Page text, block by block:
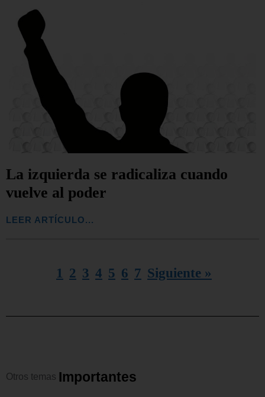
La izquierda se radicaliza cuando
vuelve al poder
LEER ARTÍCULO...
1 2 3 4 5 6 7 Siguiente »
Otros temas Importantes